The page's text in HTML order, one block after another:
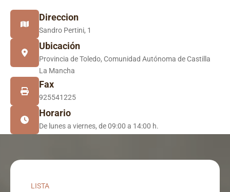
Direccion
Sandro Pertini, 1
Ubicación
Provincia de Toledo, Comunidad Autónoma de Castilla
La Mancha
Fax
925541225
Horario
De lunes a viernes, de 09:00 a 14:00 h.
LISTA